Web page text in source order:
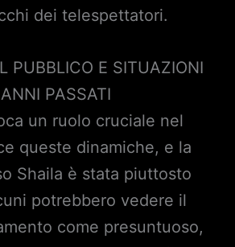
dei telespettatori.
PUBBLICO E SITUAZIONI
PASSATI
un ruolo cruciale nel
queste dinamiche, e la
Shaila è stata piuttosto
potrebbero vedere il
come presuntuoso,